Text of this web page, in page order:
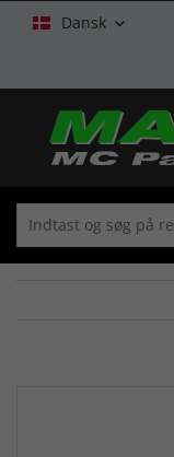
Dansk 